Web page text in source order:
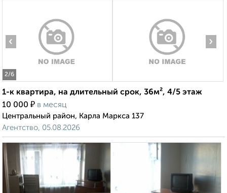
2/6
‹ ›
1-к квартира, на длительный срок, 36м², 4/5 этаж
10 000 ₽ в месяц
Центральный район, Карла Маркса 137
Агентство, 05.08.2026